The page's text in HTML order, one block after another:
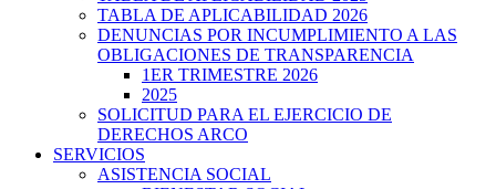
TABLA DE APLICABILIDAD 2026
DENUNCIAS POR INCUMPLIMIENTO A LAS
OBLIGACIONES DE TRANSPARENCIA
1ER TRIMESTRE 2026
2025
SOLICITUD PARA EL EJERCICIO DE
DERECHOS ARCO
SERVICIOS
ASISTENCIA SOCIAL